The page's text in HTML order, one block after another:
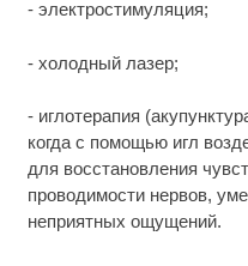
- электростимуляция;
- холодный лазер;
- иглотерапия
когда с помощью игл
для восстановления
проводимости нервов,
неприятных ощущений.